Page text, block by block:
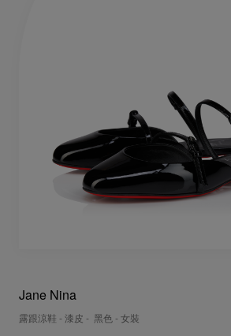
Jane Nina
露跟涼鞋 - 漆皮 - 黑色 - 女裝